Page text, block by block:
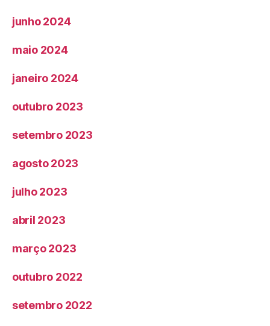
junho 2024
maio 2024
janeiro 2024
outubro 2023
setembro 2023
agosto 2023
julho 2023
abril 2023
março 2023
outubro 2022
setembro 2022